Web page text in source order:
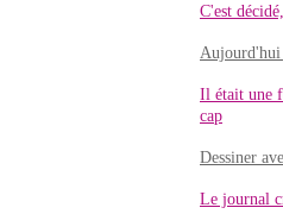
C'est
Il était une
cap
Dessiner
Le journal